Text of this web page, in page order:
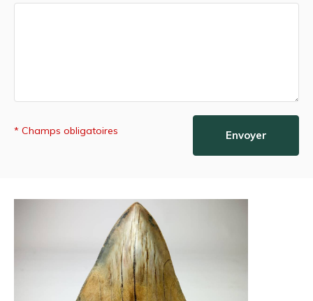
* Champs obligatoires Envoyer